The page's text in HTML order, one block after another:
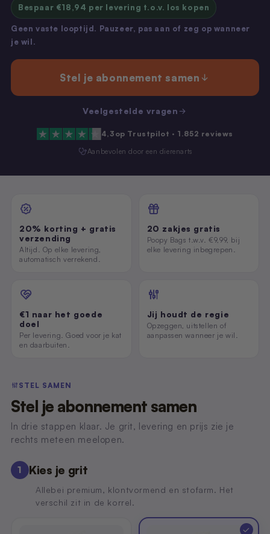
€14,99
Nano 3 - Tofu-filter (Rooster/Zeef)
Nano 3 - Bentoniet-filter
(Rooster/Zeef)
€14,99
kabel)
€11,99
Nano 2 – Pootjesveger (Wit)
Nano 2 – Pootjesveger (Zwart)
€14,99
Bespaar €18,94 per levering t.o.v. los kopen
Geen vaste looptijd. Pauzeer, pas aan of zeg op wanneer
je wil.
Stel je abonnement samen
Veelgestelde vragen
4,3 op Trustpilot · 1.852 reviews
Aanbevolen door een dierenarts
20% korting + gratis
verzending
Altijd. Op elke levering,
automatisch verrekend.
20 zakjes gratis
Poopy Bags t.w.v. €9,99, bij
elke levering inbegrepen.
€1 naar het goede
doel
Per levering. Goed voor je kat
en daarbuiten.
Jij houdt de regie
Opzeggen, uitstellen of
aanpassen wanneer je wil.
STEL SAMEN
Stel je abonnement samen
In drie stappen klaar. Je grit, levering en prijs zie je
rechts meteen meelopen.
1 Kies je grit
Allebei premium, klontvormend en stofarm. Het
verschil zit in de korrel.